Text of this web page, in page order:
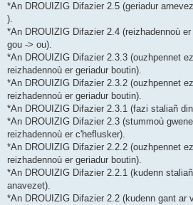
*An DROUIZIG Difazier 2.5 (geriadur
).
*An DROUIZIG Difazier 2.4 (reizhadennoù
gou -> ou).
*An DROUIZIG Difazier 2.3.3 (ouzhpennet
reizhadennoù er geriadur boutin).
*An DROUIZIG Difazier 2.3.2 (ouzhpennet
reizhadennoù er geriadur boutin).
*An DROUIZIG Difazier 2.3.1 (fazi staliañ
*An DROUIZIG Difazier 2.3 (stummoù
reizhadennoù er c'heflusker).
*An DROUIZIG Difazier 2.2.2 (ouzhpennet
reizhadennoù er geriadur boutin).
*An DROUIZIG Difazier 2.2.1 (kudenn
anavezet).
*An DROUIZIG Difazier 2.2 (kudenn gant ar